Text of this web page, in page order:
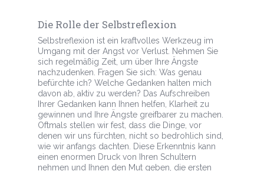
Die Rolle der Selbstreflexion
Selbstreflexion ist ein kraftvolles Werkzeug im
Umgang mit der Angst vor Verlust. Nehmen Sie
sich regelmäßig Zeit, um über Ihre Ängste
nachzudenken. Fragen Sie sich: Was genau
befürchte ich? Welche Gedanken halten mich
davon ab, aktiv zu werden? Das Aufschreiben
Ihrer Gedanken kann Ihnen helfen, Klarheit zu
gewinnen und Ihre Ängste greifbarer zu machen.
Oftmals stellen wir fest, dass die Dinge, vor
denen wir uns fürchten, nicht so bedrohlich sind,
wie wir anfangs dachten. Diese Erkenntnis kann
einen enormen Druck von Ihren Schultern
nehmen und Ihnen den Mut geben, die ersten